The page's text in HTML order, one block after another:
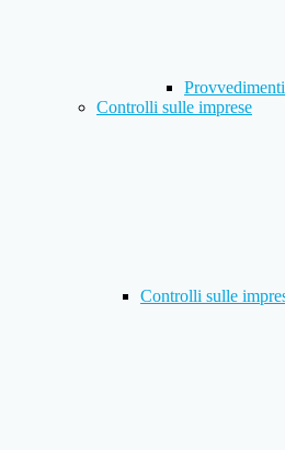
Controlli sulle imprese
Controlli sulle